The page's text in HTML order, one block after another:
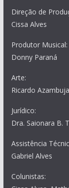
Direção de
Cissa Alves
Produtor Musical:
Donny Paraná
Arte:
Ricardo Azambuja
Jurídico:
Dra. Saionara B.
Assistência
Gabriel Alves
Colunistas: